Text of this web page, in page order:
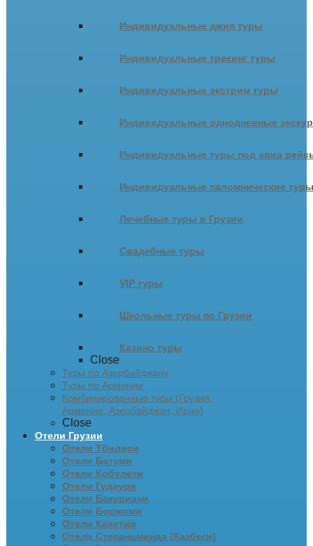
Индивидуальные джип туры
Индивидуальные трекинг туры
Индивидуальные экстрим туры
Индивидуальные однодневные
Индивидуальные туры под авиа
Индивидуальные паломнические туры
Лечебные туры в Грузии
Свадебные туры
VIP туры
Школьные туры по Грузии
Казино туры
Close
Туры по Азербайджану
Туры по Армении
Комбинированные туры (Грузия,
Армения, Азербайджан, Иран)
Close
Отели Грузии
Отели Тбилиси
Отели Батуми
Отели Кобулети
Отели Гудаури
Отели Бакуриани
Отели Боржоми
Отели Кахетии
Отели Степанцминда (Казбеги)